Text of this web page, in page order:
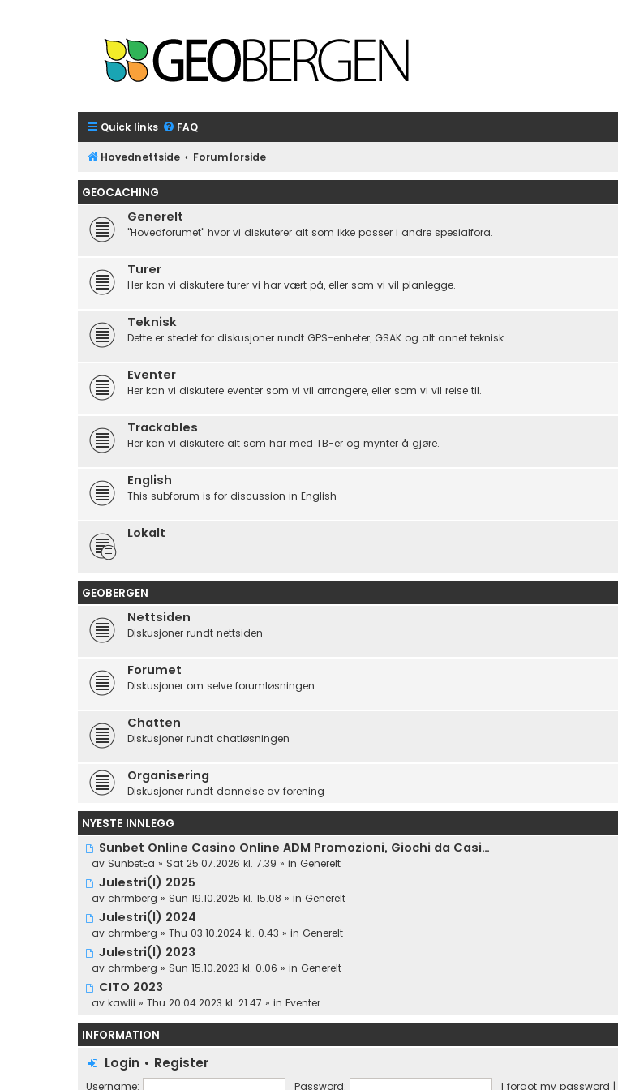
Quick links FAQ
Hovednettside Forumforside
GEOCACHING
Generelt
"Hovedforumet" hvor vi diskuterer alt som ikke passer i andre spesialfora.
Turer
Her kan vi diskutere turer vi har vært på, eller som vi vil planlegge.
Teknisk
Dette er stedet for diskusjoner rundt GPS-enheter, GSAK og alt annet teknisk.
Eventer
Her kan vi diskutere eventer som vi vil arrangere, eller som vi vil reise til.
Trackables
Her kan vi diskutere alt som har med TB-er og mynter å gjøre.
English
This subforum is for discussion in English
Lokalt
GEOBERGEN
Nettsiden
Diskusjoner rundt nettsiden
Forumet
Diskusjoner om selve forumløsningen
Chatten
Diskusjoner rundt chatløsningen
Organisering
Diskusjoner rundt dannelse av forening
NYESTE INNLEGG
Sunbet Online Casino Online ADM Promozioni, Giochi da Casi…
av SunbetEa » Sat 25.07.2026 kl. 7.39 » in Generelt
Julestri(l) 2025
av chrmberg » Sun 19.10.2025 kl. 15.08 » in Generelt
Julestri(l) 2024
av chrmberg » Thu 03.10.2024 kl. 0.43 » in Generelt
Julestri(l) 2023
av chrmberg » Sun 15.10.2023 kl. 0.06 » in Generelt
CITO 2023
av kawlii » Thu 20.04.2023 kl. 21.47 » in Eventer
INFORMATION
Login • Register
Username: Password: I forgot my password |